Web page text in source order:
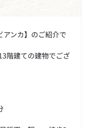
ンカ】のご紹介で
階建ての建物でござ